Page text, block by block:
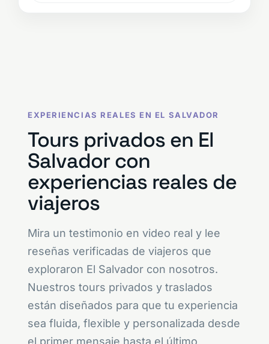
EXPERIENCIAS REALES EN EL SALVADOR
Tours privados en El
Salvador con
experiencias reales de
viajeros
Mira un testimonio en video real y lee
reseñas verificadas de viajeros que
exploraron El Salvador con nosotros.
Nuestros tours privados y traslados
están diseñados para que tu experiencia
sea fluida, flexible y personalizada desde
el primer mensaje hasta el último